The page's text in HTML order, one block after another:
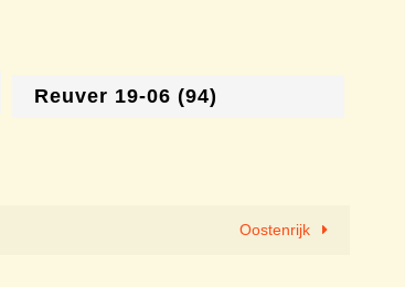
Reuver 19-06 (94)
Oostenrijk